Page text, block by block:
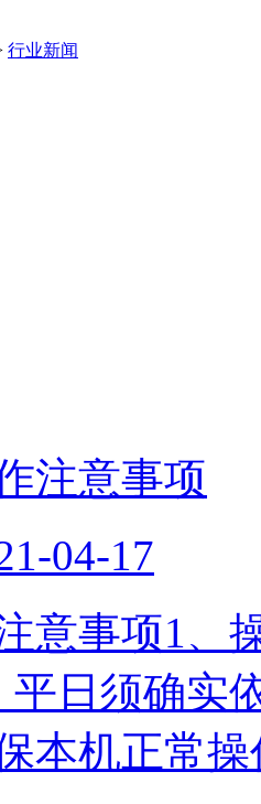
行业新闻
注意事项
04-17
意事项1、
平日须确实
本机正常